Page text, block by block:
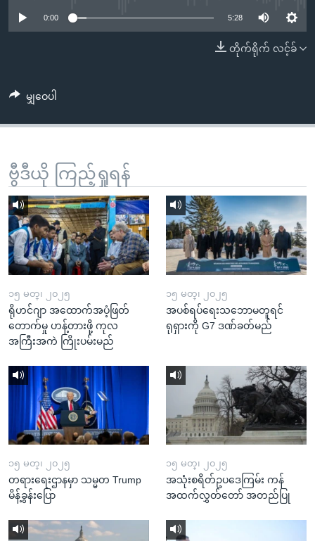
ရှာဖွေ
နေရာ
သို့
ကျော်
ရန်
0:00 5:28
တိုက်ရိုက် လင့်ခ်
မျှဝေပါ
ဗွီဒီယို ကြည့်ရှုရန်
၁၅ မတ္၊ ၂၀၂၅
ရိုဟင်ဂျာ အထောက်အပံ့ဖြတ်
တောက်မှု ဟန့်တားဖို့ ကုလ
အကြီးအကဲ ကြိုးပမ်းမည်
၁၅ မတ္၊ ၂၀၂၅
အပစ်ရပ်ရေးသဘောမတူရင်
ရုရှားကို G7 ဒဏ်ခတ်မည်
၁၅ မတ္၊ ၂၀၂၅
တရားရေးဌာနမှာ သမ္မတ Trump
မိန့်ခွန်းပြော
၁၅ မတ္၊ ၂၀၂၅
အသုံးစရိတ်ဥပဒေကြမ်း ကန်
အထက်လွှတ်တော် အတည်ပြု